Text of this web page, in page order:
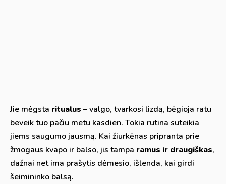
Jie mėgsta ritualus – valgo, tvarkosi lizdą, bėgioja ratu
beveik tuo pačiu metu kasdien. Tokia rutina suteikia
jiems saugumo jausmą. Kai žiurkėnas pripranta prie
žmogaus kvapo ir balso, jis tampa ramus ir draugiškas,
dažnai net ima prašytis dėmesio, išlenda, kai girdi
šeimininko balsą.